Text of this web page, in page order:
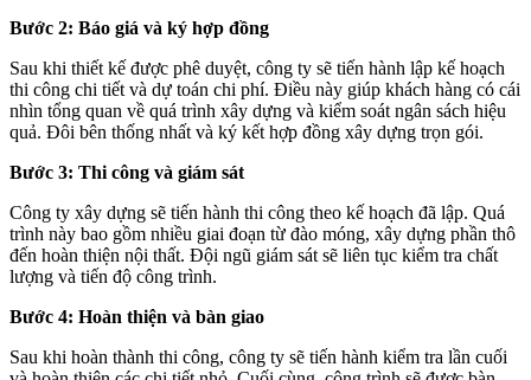
Bước 2: Báo giá và ký hợp đồng
Sau khi thiết kế được phê duyệt, công ty sẽ tiến hành lập kế hoạch
thi công chi tiết và dự toán chi phí. Điều này giúp khách hàng có cái
nhìn tổng quan về quá trình xây dựng và kiểm soát ngân sách hiệu
quả. Đôi bên thống nhất và ký kết hợp đồng xây dựng trọn gói.
Bước 3: Thi công và giám sát
Công ty xây dựng sẽ tiến hành thi công theo kế hoạch đã lập. Quá
trình này bao gồm nhiều giai đoạn từ đào móng, xây dựng phần thô
đến hoàn thiện nội thất. Đội ngũ giám sát sẽ liên tục kiểm tra chất
lượng và tiến độ công trình.
Bước 4: Hoàn thiện và bàn giao
Sau khi hoàn thành thi công, công ty sẽ tiến hành kiểm tra lần cuối